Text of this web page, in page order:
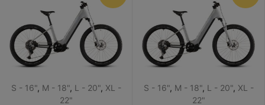
S - 16", M - 18", L - 20", XL -
22"
S - 16", M - 18", L - 20", XL -
22"